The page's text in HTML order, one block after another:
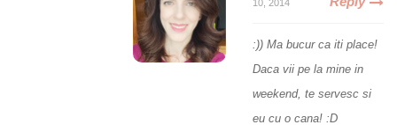
10, 2014
:)) Ma bucur ca iti place!
Daca vii pe la mine in
weekend, te servesc si
eu cu o cana! :D